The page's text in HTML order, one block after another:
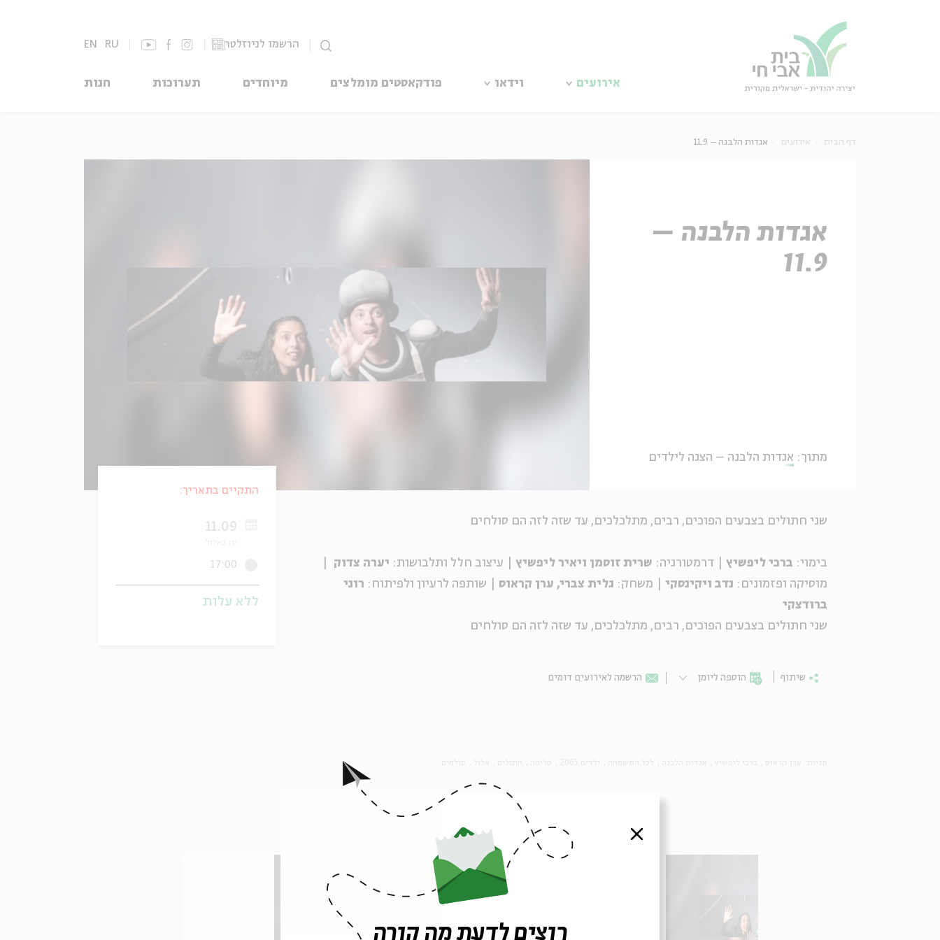
הרשמו לניוזלטר EN RU
אירועים וידאו פודקאסטים מומלצים מיוחדים תערוכות חנות
דף הבית אירועים אגדות הלבנה – 11.9
אגדות הלבנה –
11.9
מתוך: אגדות הלבנה – הצגה לילדים
שני חתולים בצבעים הפוכים, רבים, מתלכלכים, עד שזה לזה הם סולחים
בימוי: ברכי ליפשיץ | דרמטורגיה: שרית זוסמן ויאיר ליפשיץ | עיצוב חלל ותלבושות: יערה צדוק
מוסיקה ופזמונים: נדב ויקינסקי | משחק: גלית צברי, ערן קראוס | שותפה לרעיון ולפיתוח: רוני
ברודצקי
שני חתולים בצבעים הפוכים, רבים, מתלכלכים, עד שזה לזה הם סולחים
שיתוף הוספה ליומן הרשמה לאירועים דומים
התקיים בתאריך:
11.09
17:00
ללא עלות
אירועים נוספים בסדרה
סגור
רוצים לדעת מה קורה